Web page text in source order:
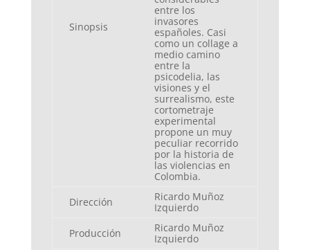
Sinopsis
entre los
invasores
españoles. Casi
como un collage a
medio camino
entre la
psicodelia, las
visiones y el
surrealismo, este
cortometraje
experimental
propone un muy
peculiar recorrido
por la historia de
las violencias en
Colombia.
Dirección
Ricardo Muñoz
Izquierdo
Producción
Ricardo Muñoz
Izquierdo